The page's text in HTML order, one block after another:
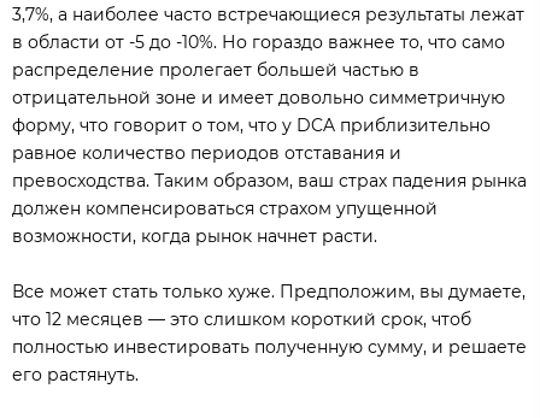
3,7%, а наиболее часто встречающиеся результаты лежат
в области от -5 до -10%. Но гораздо важнее то, что само
распределение пролегает большей частью в
отрицательной зоне и имеет довольно симметричную
форму, что говорит о том, что у DCA приблизительно
равное количество периодов отставания и
превосходства. Таким образом, ваш страх падения рынка
должен компенсироваться страхом упущенной
возможности, когда рынок начнет расти.
Все может стать только хуже. Предположим, вы думаете,
что 12 месяцев — это слишком короткий срок, чтоб
полностью инвестировать полученную сумму, и решаете
его растянуть.